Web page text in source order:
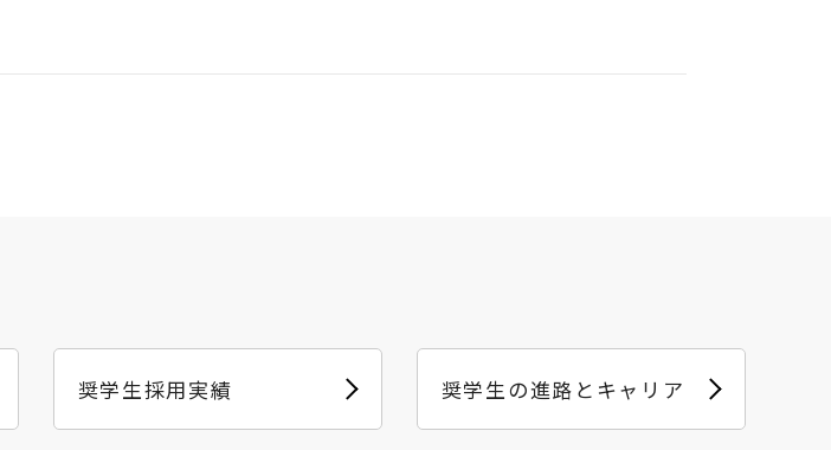
奨学生採用実績 奨学生の進路とキャリア